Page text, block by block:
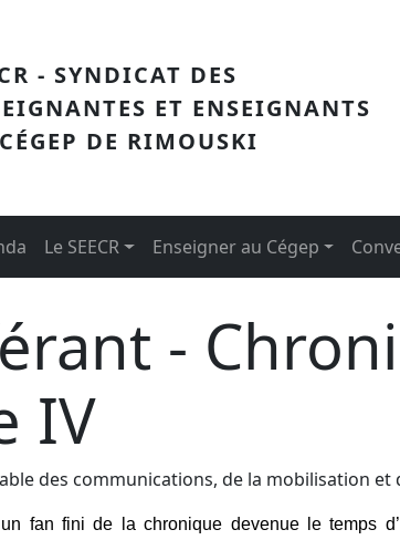
- SYNDICAT DES
ET ENSEIGNANTS
DE RIMOUSKI
Le SEECR Enseigner au Cégep
-
IV
des communications, de la mobilisation
fan fini de la chronique devenue le temps